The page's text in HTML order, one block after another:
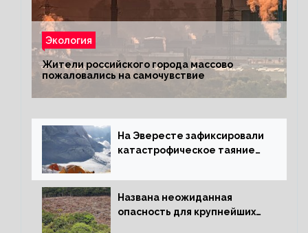
Экология
Жители российского города массово
пожаловались на самочувствие
На Эвересте зафиксировали
катастрофическое таяние
Названа неожиданная
опасность для крупнейших